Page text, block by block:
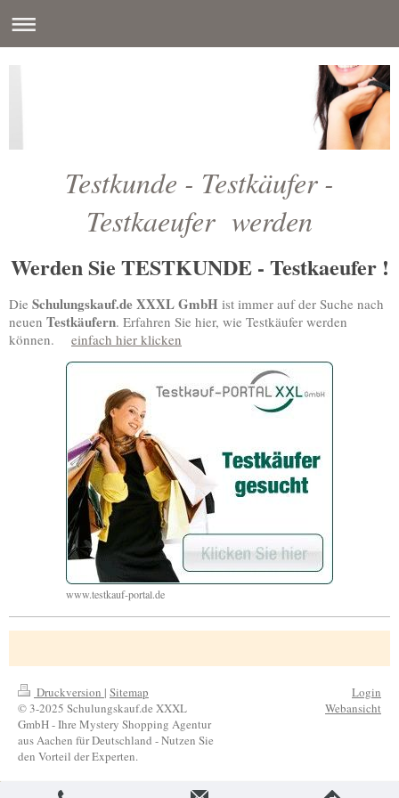
Testkunde - Testkäufer -
Testkaeufer werden
Werden Sie TESTKUNDE - Testkaeufer !
Die Schulungskauf.de XXXL GmbH ist immer auf der Suche nach
neuen Testkäufern. Erfahren Sie hier, wie Testkäufer werden
können. einfach hier klicken
www.testkauf-portal.de
Druckversion | Sitemap
© 3-2025 Schulungskauf.de XXXL
GmbH - Ihre Mystery Shopping Agentur
aus Aachen für Deutschland - Nutzen Sie
den Vorteil der Experten.
Login
Webansicht